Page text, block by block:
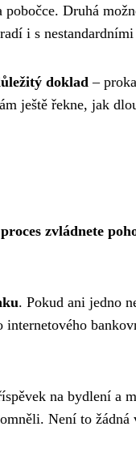
Druhá
i s
doklad –
ještě řekne, jak
zvládnete
. Pokud ani jedno
internetového
na bydlení a
Není to žádná